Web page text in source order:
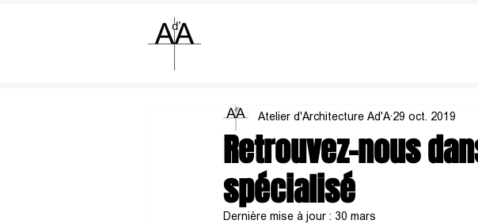
Retrouvez-nous
spécialisé
Atelier d'Architecture Ad'A 29 oct. 2019
Dernière mise à jour : 30 mars